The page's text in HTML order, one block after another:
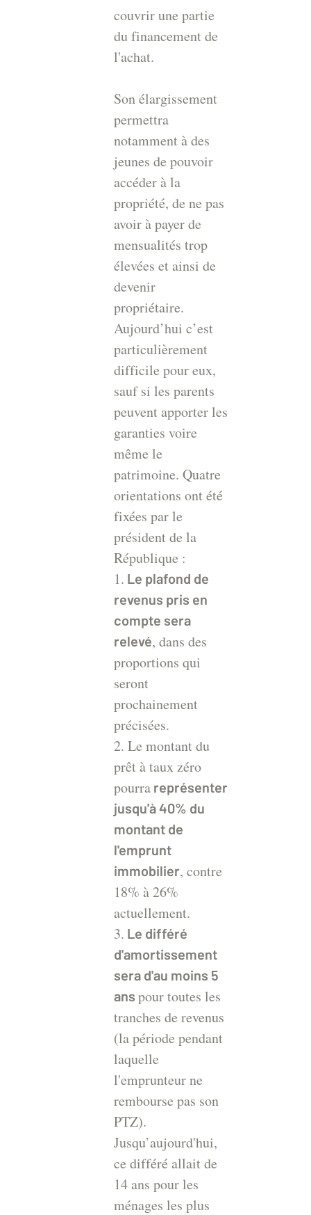
couvrir une partie
du financement de
l'achat.
Son élargissement
permettra
notamment à des
jeunes de pouvoir
accéder à la
propriété, de ne pas
avoir à payer de
mensualités trop
élevées et ainsi de
devenir
propriétaire.
Aujourd’hui c’est
particulièrement
difficile pour eux,
sauf si les parents
peuvent apporter les
garanties voire
même le
patrimoine. Quatre
orientations ont été
fixées par le
président de la
République :
1. Le plafond de
revenus pris en
compte sera
relevé, dans des
proportions qui
seront
prochainement
précisées.
2. Le montant du
prêt à taux zéro
pourra représenter
jusqu'à 40% du
montant de
l'emprunt
immobilier, contre
18% à 26%
actuellement.
3. Le différé
d'amortissement
sera d'au moins 5
ans pour toutes les
tranches de revenus
(la période pendant
laquelle
l'emprunteur ne
rembourse pas son
PTZ).
Jusqu’aujourd'hui,
ce différé allait de
14 ans pour les
ménages les plus